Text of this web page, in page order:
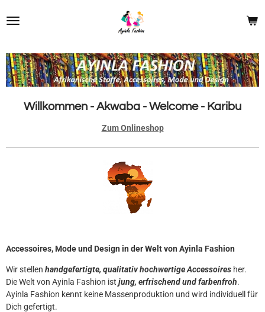
Hauptinhalt
Willkommen - Akwaba - Welcome - Karibu
Zum Onlineshop
Accessoires, Mode und Design in der Welt von Ayinla Fashion
Wir stellen handgefertigte, qualitativ hochwertige Accessoires her.
Die Welt von Ayinla Fashion ist jung, erfrischend und farbenfroh.
Ayinla Fashion kennt keine Massenproduktion und wird individuell für
Dich gefertigt.